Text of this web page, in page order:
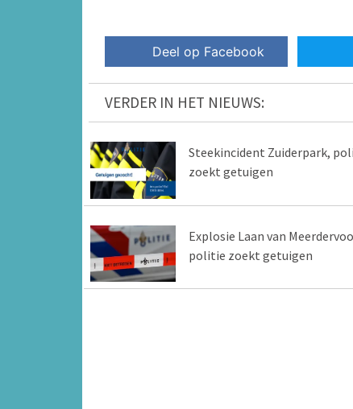
Deel op Facebook
VERDER IN HET NIEUWS:
Steekincident Zuiderpark,
zoekt getuigen
Explosie Laan van
politie zoekt getuigen